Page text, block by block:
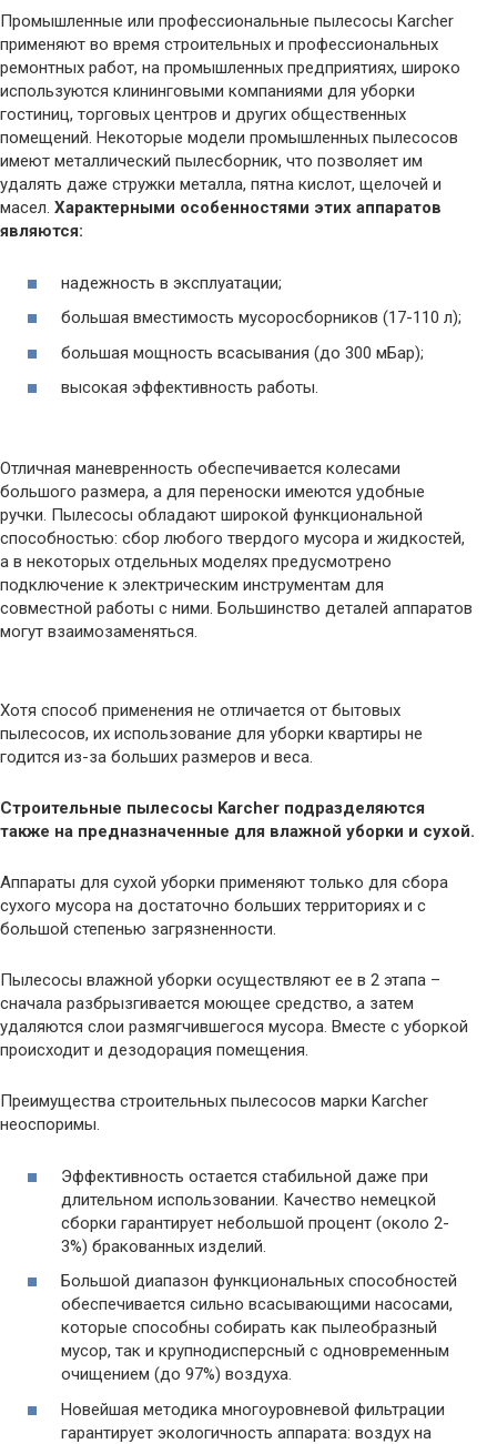
Промышленные или профессиональные пылесосы Karcher
применяют во время строительных и профессиональных
ремонтных работ, на промышленных предприятиях, широко
используются клининговыми компаниями для уборки
гостиниц, торговых центров и других общественных
помещений. Некоторые модели промышленных пылесосов
имеют металлический пылесборник, что позволяет им
удалять даже стружки металла, пятна кислот, щелочей и
масел. Характерными особенностями этих аппаратов
являются:
надежность в эксплуатации;
большая вместимость мусоросборников (17-110 л);
большая мощность всасывания (до 300 мБар);
высокая эффективность работы.
Отличная маневренность обеспечивается колесами
большого размера, а для переноски имеются удобные
ручки. Пылесосы обладают широкой функциональной
способностью: сбор любого твердого мусора и жидкостей,
а в некоторых отдельных моделях предусмотрено
подключение к электрическим инструментам для
совместной работы с ними. Большинство деталей аппаратов
могут взаимозаменяться.
Хотя способ применения не отличается от бытовых
пылесосов, их использование для уборки квартиры не
годится из-за больших размеров и веса.
Строительные пылесосы Karcher подразделяются
также на предназначенные для влажной уборки и сухой.
Аппараты для сухой уборки применяют только для сбора
сухого мусора на достаточно больших территориях и с
большой степенью загрязненности.
Пылесосы влажной уборки осуществляют ее в 2 этапа –
сначала разбрызгивается моющее средство, а затем
удаляются слои размягчившегося мусора. Вместе с уборкой
происходит и дезодорация помещения.
Преимущества строительных пылесосов марки Karcher
неоспоримы.
Эффективность остается стабильной даже при
длительном использовании. Качество немецкой
сборки гарантирует небольшой процент (около 2-
3%) бракованных изделий.
Большой диапазон функциональных способностей
обеспечивается сильно всасывающими насосами,
которые способны собирать как пылеобразный
мусор, так и крупнодисперсный с одновременным
очищением (до 97%) воздуха.
Новейшая методика многоуровневой фильтрации
гарантирует экологичность аппарата: воздух на